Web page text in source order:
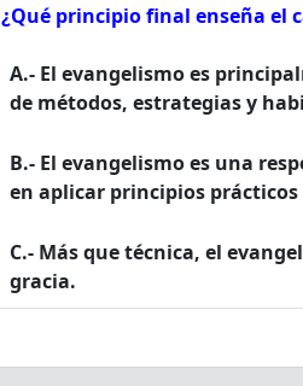
¿Qué principio final enseña el
A.- El evangelismo es
de métodos, estrategias y
B.- El evangelismo es una
en aplicar principios
C.- Más que técnica, el
gracia.